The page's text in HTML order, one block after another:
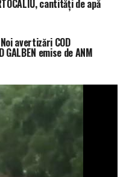
cantități de apă
avertizări COD
GALBEN emise de ANM